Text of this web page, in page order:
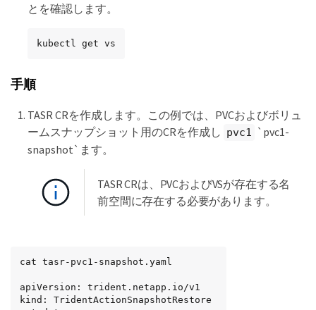
とを確認します。
kubectl get vs
手順
TASR CRを作成します。この例では、PVCおよびボリュ
ームスナップショット用のCRを作成し pvc1 `pvc1-
snapshot`ます。
TASR CRは、PVCおよびVSが存在する名
前空間に存在する必要があります。
cat tasr-pvc1-snapshot.yaml
apiVersion: trident.netapp.io/v1
kind: TridentActionSnapshotRestore